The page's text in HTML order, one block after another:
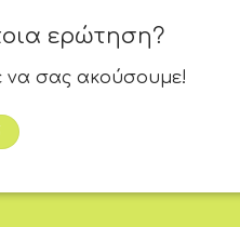
ερώτηση?
σας ακούσουμε!